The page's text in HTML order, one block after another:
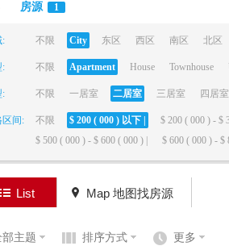
房源 1
: 不限 City 东区 西区 南区 北区
: 不限 Apartment House Townhouse
: 不限 一居室 二居室 三居室 四居室
区间: 不限 $ 200 ( 000 ) 以下 | $ 200 ( 000 ) - $
$ 500 ( 000 ) - $ 600 ( 000 ) |
$ 600 ( 000 ) - $
List Map 地图找房源
部主题 排序方式 更多